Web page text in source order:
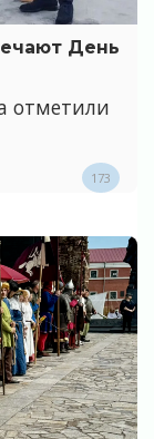
День
отметили
173